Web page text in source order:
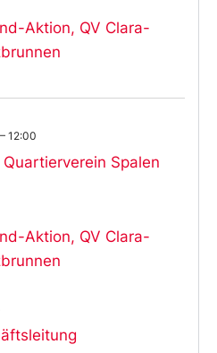
Aktion, QV Clara-
Spalen
– 12:00
Aktion, QV Clara-